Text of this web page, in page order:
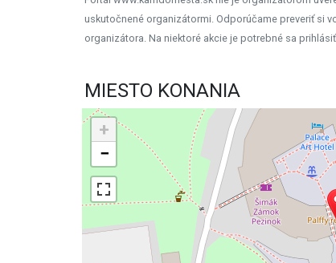
uskutočnené organizátormi. Odporúčame preveriť si
organizátora. Na niektoré akcie je potrebné sa prihlásiť
MIESTO KONANIA
+
−